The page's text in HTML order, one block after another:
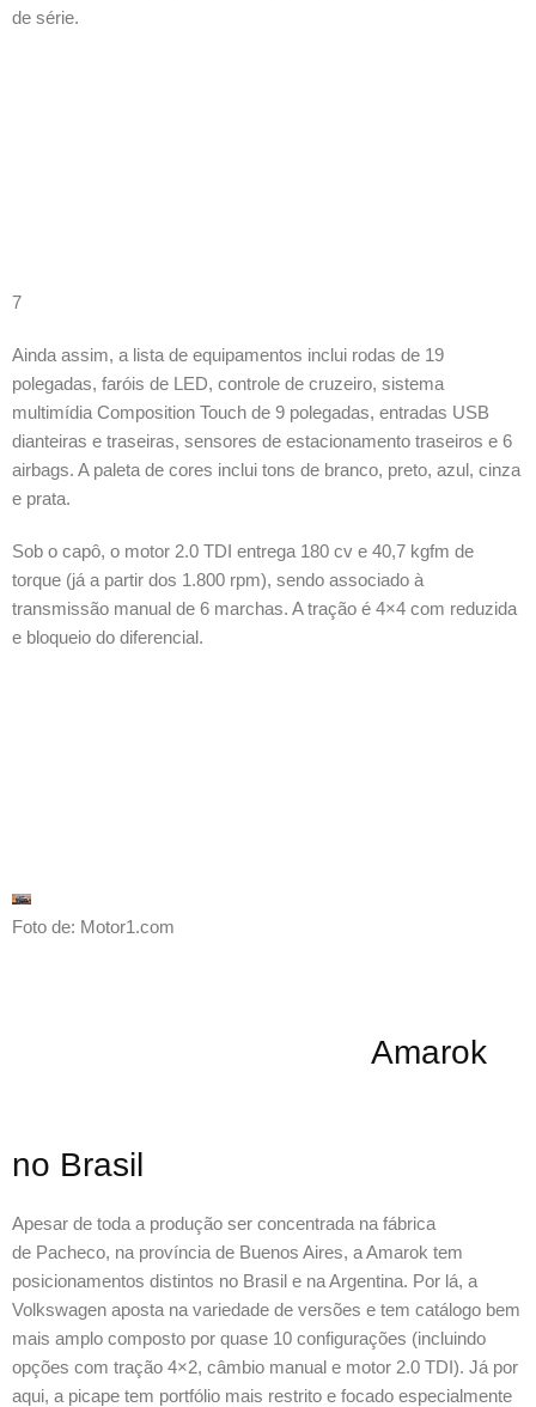
de série.
7
Ainda assim, a lista de equipamentos inclui rodas de 19
polegadas, faróis de LED, controle de cruzeiro, sistema
multimídia Composition Touch de 9 polegadas, entradas USB
dianteiras e traseiras, sensores de estacionamento traseiros e 6
airbags. A paleta de cores inclui tons de branco, preto, azul, cinza
e prata.
Sob o capô, o motor 2.0 TDI entrega 180 cv e 40,7 kgfm de
torque (já a partir dos 1.800 rpm), sendo associado à
transmissão manual de 6 marchas. A tração é 4×4 com reduzida
e bloqueio do diferencial.
Foto de: Motor1.com
Amarok
no Brasil
Apesar de toda a produção ser concentrada na fábrica
de Pacheco, na província de Buenos Aires, a Amarok tem
posicionamentos distintos no Brasil e na Argentina. Por lá, a
Volkswagen aposta na variedade de versões e tem catálogo bem
mais amplo composto por quase 10 configurações (incluindo
opções com tração 4×2, câmbio manual e motor 2.0 TDI). Já por
aqui, a picape tem portfólio mais restrito e focado especialmente